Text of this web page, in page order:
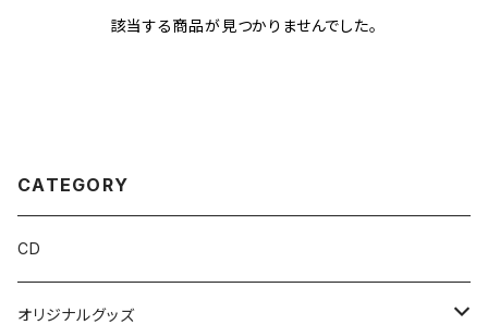
該当する商品が見つかりませんでした。
CATEGORY
CD
オリジナルグッズ